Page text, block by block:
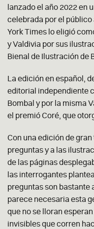
lanzado el año 2022 en
celebrada por el
York Times lo eligió
y Valdivia por sus
Bienal de Ilustración de
La edición en español,
editorial independiente
Bombal y por la misma
el premió Coré, que
Con una edición de
preguntas y a las
de las páginas
las interrogantes
preguntas son bastante
parece necesaria esta
que no se lloran
invisibles que corren